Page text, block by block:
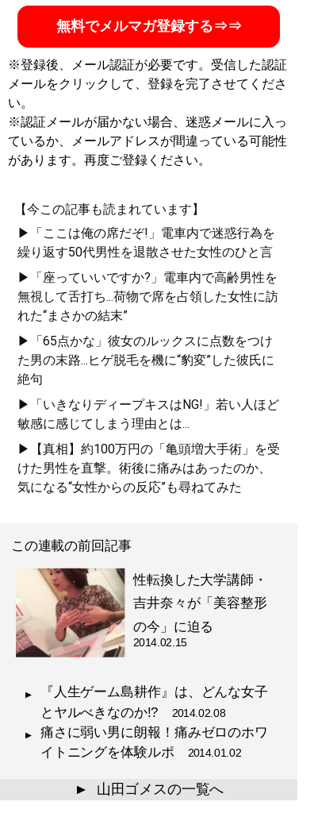
無料でメルマガ登録する⇒⇒
※登録後、メール認証が必要です。受信した認証
メールをクリックして、登録を完了させてくださ
い。
※認証メールが届かない場合、迷惑メールに入っ
ているか、メールアドレスが間違っている可能性
があります。再度ご登録ください。
【今この記事も読まれています】
▶「ここは俺の席だぞ!」電車内で迷惑行為を
繰り返す50代男性を退散させた女性のひと言
▶「座っていいですか?」電車内で高齢男性を
無視して舌打ち...荷物で席を占領した女性に訪
れた“まさかの結末”
▶「65点かな」彼女のルックスに点数をつけ
た男の末路...ヒゲ脱毛を機に“豹変”した彼氏に
絶句
▶「いきなりディープキスはNG!」若い人ほど
敏感に感じてしまう理由とは...
▶【真相】約100万円の「亀頭増大手術」を受
けた男性を直撃。術後に痛みはあったのか、
気になる“女性からの反応”も尋ねてみた
この連載の前回記事
性転換した大学講師・
吉井奈々が「美容整形
の今」に迫る
2014.02.15
『人生ゲーム島耕作』は、どんな女子
とヤルべきなのか!?
2014.02.08
痛さに弱い男に朗報！痛みゼロのホワ
イトニングを体験ルポ 2014.01.02
▲ 山田ゴメスの一覧へ